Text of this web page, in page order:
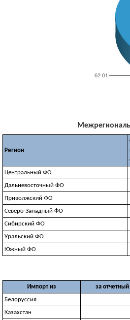
Регион
Центральный ФО
Дальневосточный ФО
Приволжский ФО
Северо-Западный ФО
Сибирский ФО
Уральский ФО
Южный ФО
Импорт из за
Белоруссия
Казахстан